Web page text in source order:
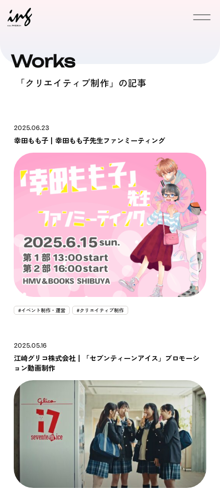
Works
Download
Blogs
Company
Recruit
Works
「クリエイティブ制作」の記事
2025.06.23
幸田もも子┃幸田もも子先生ファンミーティング
#イベント制作・運営 #クリエイティブ制作
2025.05.16
江崎グリコ株式会社┃「セブンティーンアイス」プロモーシ
ョン動画制作